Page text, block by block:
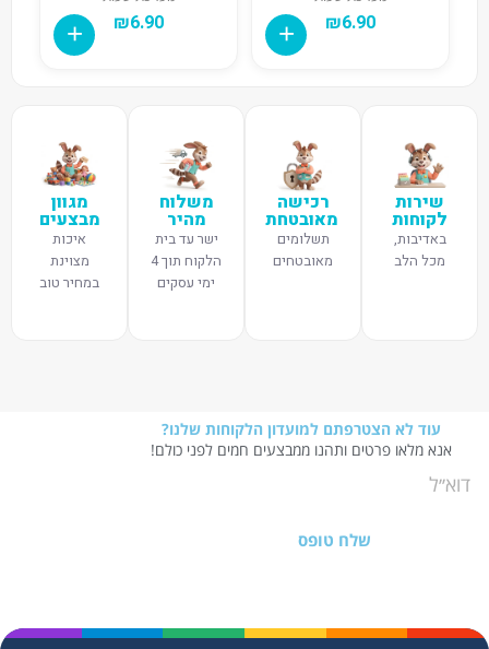
₪6.90
₪6.90
שירות
לקוחות
באדיבות,
מכל הלב
רכישה
מאובטחת
תשלומים
מאובטחים
משלוח
מהיר
ישר עד בית
הלקוח תוך 4
ימי עסקים
מגוון
מבצעים
איכות
מצוינת
במחיר טוב
עוד לא הצטרפתם למועדון הלקוחות שלנו?
אנא מלאו פרטים ותהנו ממבצעים חמים לפני כולם!
שלח טופס